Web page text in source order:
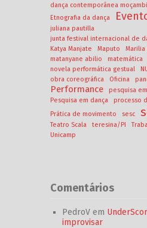
dança contemporânea
Etnografia da dança
juliana pautilla
junta festival internacional de
Katya Manjate
Maputo
Marilia
matanyane abilio
matemática
novela performática gestual
obra coreográfica
Oficina
Performance
pesquisa
Pesquisa em dança
processo
Prática de movimento
sesc
Teatro Scala
teresina/PI
Unicamp
Comentários
PedroV em
improvisar